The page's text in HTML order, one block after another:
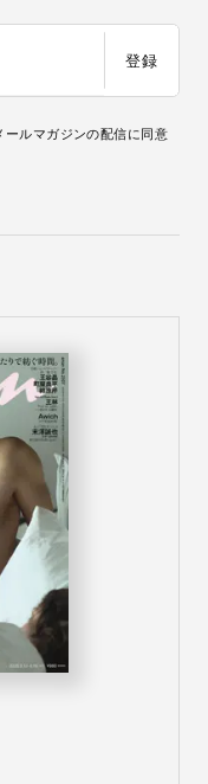
登録
ールマガジンの配信に同意